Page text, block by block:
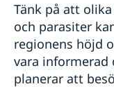
Tänk på att
och parasiter
regionens höjd
vara informerad
planerar att